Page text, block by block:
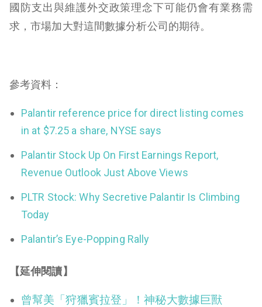
國防支出與維護外交政策理念下可能仍會有業務需
求，市場加大對這間數據分析公司的期待。
參考資料：
Palantir reference price for direct listing comes
in at $7.25 a share, NYSE says
Palantir Stock Up On First Earnings Report,
Revenue Outlook Just Above Views
PLTR Stock: Why Secretive Palantir Is Climbing
Today
Palantir’s Eye-Popping Rally
【延伸閱讀】
曾幫美「狩獵賓拉登」！神秘大數據巨獸